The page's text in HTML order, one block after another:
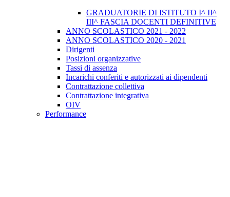
GRADUATORIE DI ISTITUTO I^ II^
III^ FASCIA DOCENTI DEFINITIVE
ANNO SCOLASTICO 2021 - 2022
ANNO SCOLASTICO 2020 - 2021
Dirigenti
Posizioni organizzative
Tassi di assenza
Incarichi conferiti e autorizzati ai dipendenti
Contrattazione collettiva
Contrattazione integrativa
OIV
Performance